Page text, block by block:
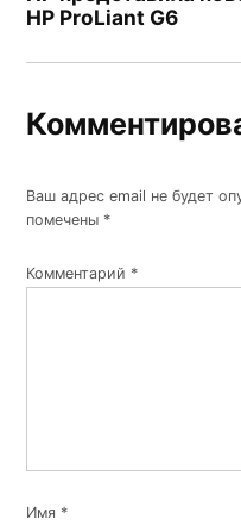
НР ProLiant G6
Ваш адрес email не будет
помечены *
Комментарий *
Имя *